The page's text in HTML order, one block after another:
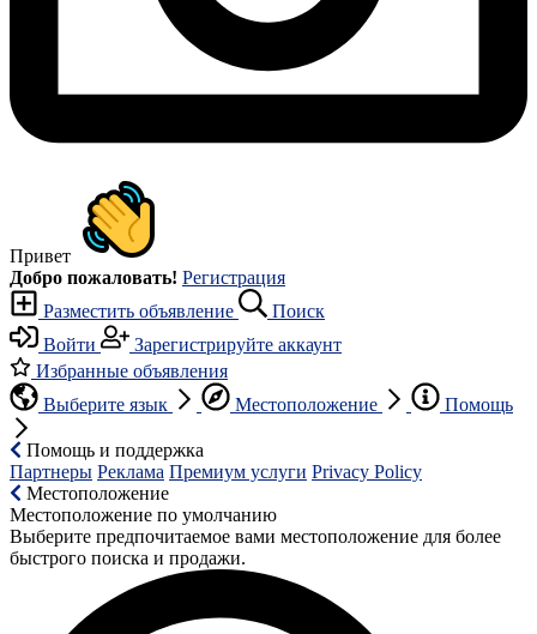
Привет
Добро пожаловать! Регистрация
Разместить объявление
Поиск
Войти
Зарегистрируйте аккаунт
Избранные объявления
Выберите язык
Местоположение Помощь
Помощь и поддержка
Партнеры Реклама Премиум услуги Privacy Policy
Местоположение
Местоположение по умолчанию
Выберите предпочитаемое вами местоположение для более
быстрого поиска и продажи.